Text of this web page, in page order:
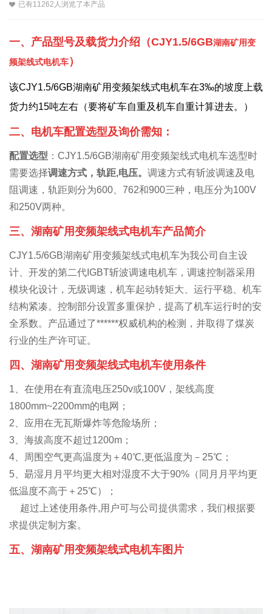
已有11262人浏览了本产品
一、产品型号及载货力介绍（CJY1.5/6GB湖南矿用变
频架线式电机车）
该CJY1.5/6GB湖南矿用变频架线式电机车在3‰的坡度上载
货力约15吨左右（要将矿车自重及机车自重计算进去。
）
二、电机车配置选型及询价需知：
配置选型 ：CJY1.5/6GB湖南矿用变频架线式电机车选型时
需要选择调速方式，轨距,电压。 调速方式有斩波调速及电
阻调速，轨距则分为600、762和900三种，电压分为100V
和250V两种。
三、湖南矿用变频架线式电机车产品简介
CJY1.5/6GB湖南矿用变频架线式电机车为我公司自主设
计、开发的第二代IGBT斩波调速电机车，调速控制器采用
模块化设计，无级调速，机车起动转矩大、运行平稳、机车
结构紧凑。控制部分设置多重保护，提高了机车运行时的安
全系数。产品通过了******权威机构的检测，并取得了煤炭
行业的生产许可证。
四、 湖南矿用变频架线式电机车使用条件
1、在使用在有直流电压250v或100V，架线高度
1800mm~2200mm的电网；
2、应用在无瓦斯爆炸等危险场所；
3、海拔高度不超过1200m；
4、周围空气更高温度为＋40℃,更低温度为－25℃；
5、朂湿月月平均更大相对湿度不大于90%（同月月平均更
低温度不高于＋25℃）；
超过上述使用条件,用户可与公司提供需求，我们根据要
求提供定制方案。
五、 湖南矿用变频架线式电机车图片